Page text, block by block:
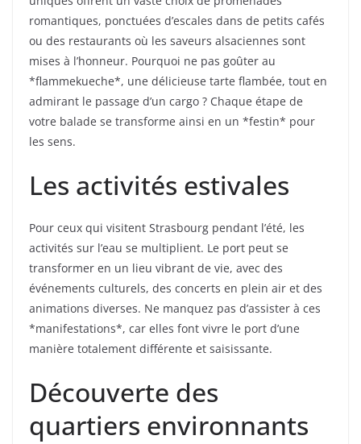
romantiques, ponctuées d’escales dans de petits cafés
ou des restaurants où les saveurs alsaciennes sont
mises à l’honneur. Pourquoi ne pas goûter au
*flammekueche*, une délicieuse tarte flambée, tout en
admirant le passage d’un cargo ? Chaque étape de
votre balade se transforme ainsi en un *festin* pour
les sens.
Les activités estivales
Pour ceux qui visitent Strasbourg pendant l’été, les
activités sur l’eau se multiplient. Le port peut se
transformer en un lieu vibrant de vie, avec des
événements culturels, des concerts en plein air et des
animations diverses. Ne manquez pas d’assister à ces
*manifestations*, car elles font vivre le port d’une
manière totalement différente et saisissante.
Découverte des
quartiers environnants